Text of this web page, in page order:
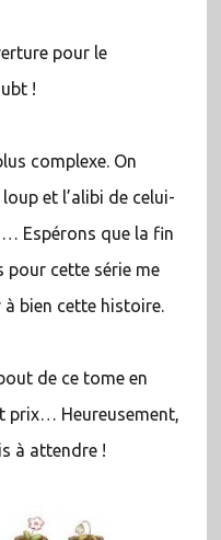
pour le
!
complexe. On
et l’alibi de celui-
Espérons que la fin
pour cette série me
bien cette histoire.
de ce tome en
prix… Heureusement,
à attendre !